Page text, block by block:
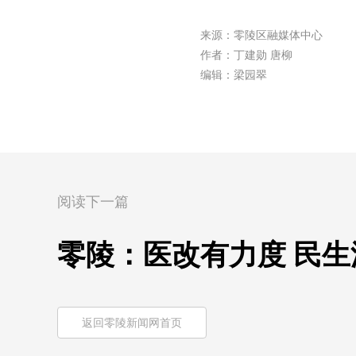
来源：零陵区融媒体中心
作者：丁建勋 唐柳
编辑：梁园翠
阅读下一篇
零陵：医改有力度 民
返回零陵新闻网首页